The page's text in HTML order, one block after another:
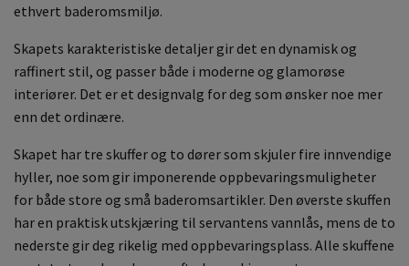
ethvert baderomsmiljø.
Skapets karakteristiske detaljer gir det en dynamisk og
raffinert stil, og passer både i moderne og glamorøse
interiører. Det er et designvalg for deg som ønsker noe mer
enn det ordinære.
Skapet har tre skuffer og to dører som skjuler fire innvendige
hyller, noe som gir imponerende oppbevaringsmuligheter
for både store og små baderomsartikler. Den øverste skuffen
har en praktisk utskjæring til servantens vannlås, mens de to
nederste gir deg rikelig med oppbevaringsplass. Alle skuffene